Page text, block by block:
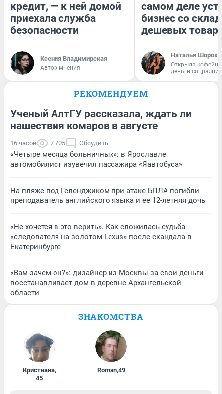
кредит, — к ней домой
приехала служба
безопасности
Ксения Владимирская
Автор мнения
самом деле
бизнес со
дешевых
Наталья
Открыла
деньги
РЕКОМЕНДУЕМ
Ученый АлтГУ рассказала, ждать ли
нашествия комаров в августе
16 часов 7 705 Обсудить
«Четыре месяца больничных»: в Ярославле
автомобилист изувечил пассажира «Яавтобуса»
На пляже под Геленджиком при атаке БПЛА погибли
преподаватель английского языка и ее 12-летняя дочь
«Не хочется в это верить». Как сложилась судьба
«следователя на золотом Lexus» после скандала в
Екатеринбурге
«Вам зачем он?»: дизайнер из Москвы за свои деньги
восстанавливает дом в деревне Архангельской
области
ЗНАКОМСТВА
Кристиана,
45
Roman,49